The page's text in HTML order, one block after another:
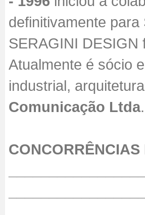
definitivamente
SERAGINI
Atualmente é sócio
industrial,
Comunicação Ltda.